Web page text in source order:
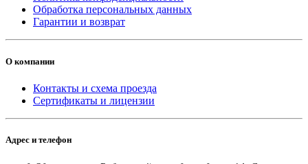
Обработка персональных данных
Гарантии и возврат
О компании
Контакты и схема проезда
Сертификаты и лицензии
Адрес и телефон